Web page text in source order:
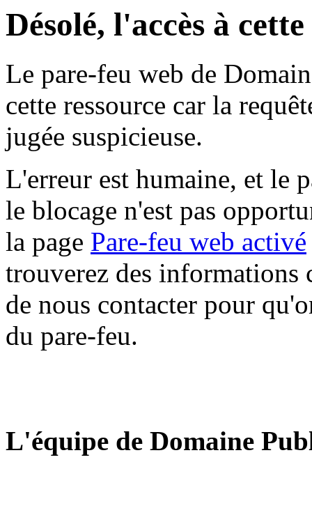
Désolé, l'accès à
Le pare-feu web de
cette ressource car la
jugée suspicieuse.
L'erreur est humaine, et le
le blocage n'est pas
la page Pare-feu web activé
trouverez des informations
de nous contacter pour
du pare-feu.
L'équipe de Domaine